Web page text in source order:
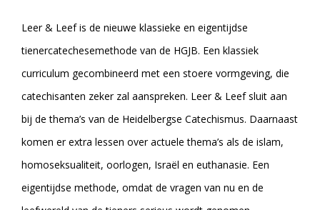
Leer & Leef is de nieuwe klassieke en eigentijdse
tienercatechesemethode van de HGJB. Een klassiek
curriculum gecombineerd met een stoere vormgeving, die
catechisanten zeker zal aanspreken. Leer & Leef sluit aan
bij de thema’s van de Heidelbergse Catechismus. Daarnaast
komen er extra lessen over actuele thema’s als de islam,
homoseksualiteit, oorlogen, Israël en euthanasie. Een
eigentijdse methode, omdat de vragen van nu en de